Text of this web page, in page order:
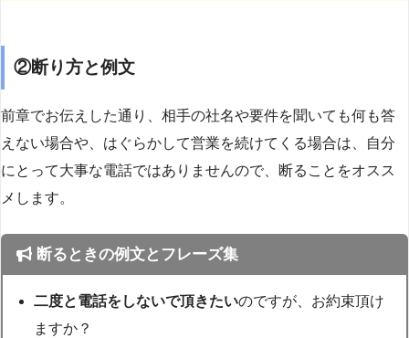
②断り方と例文
前章でお伝えした通り、相手の社名や要件を聞いても何も答
えない場合や、はぐらかして営業を続けてくる場合は、自分
にとって大事な電話ではありませんので、断ることをオスス
メします。
断るときの例文とフレーズ集
二度と電話をしないで頂きたいのですが、お約束頂け
ますか？